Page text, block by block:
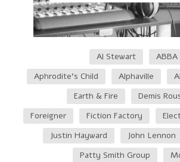
ABBA
Al Stewart
Alphaville
Aphrodite’s Child
Demis
Earth & Fire
Fiction Factory
Foreigner
John Lennon
Justin Hayward
Patty Smith Group